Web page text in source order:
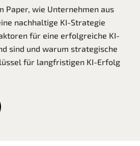
Paper, wie Unternehmen aus
nachhaltige KI-Strategie
für eine erfolgreiche KI-
sind und warum strategische
für langfristigen KI-Erfolg